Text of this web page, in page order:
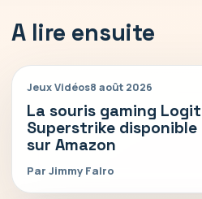
A lire ensuite
Jeux Vidéos8 août 2026
La souris gaming
Superstrike disponible
sur Amazon
Par Jimmy Falro